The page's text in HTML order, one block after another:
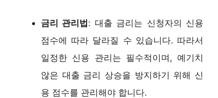
금리 관리법: 대출 금리는 신청자의 신용
점수에 따라 달라질 수 있습니다. 따라서
일정한 신용 관리는 필수적이며, 예기치
않은 대출 금리 상승을 방지하기 위해 신
용 점수를 관리해야 합니다.